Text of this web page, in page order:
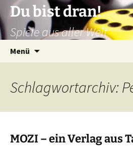
Zum
Inhalt
springen
Du bist dran!
Spiele aus aller Welt
Menü
Schlagwortarchiv:
MOZI – ein Verlag aus